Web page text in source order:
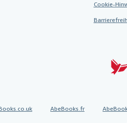
Cookie-
AbeBooks.fr